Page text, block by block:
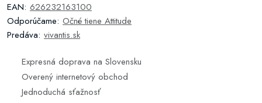
EAN: 626232163100
Odporúčame: Očné tiene Attitude
Predáva: vivantis.sk
Expresná doprava na Slovensku
Overený internetový obchod
Jednoduchá sťažnosť